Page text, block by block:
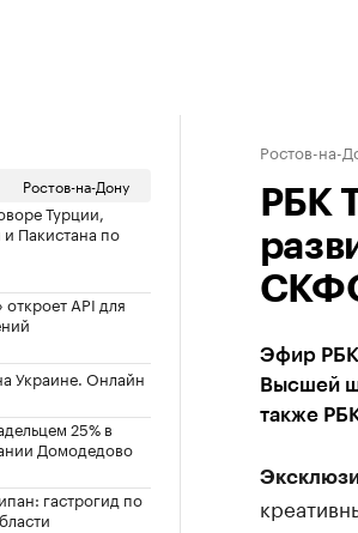
Ростов-на-Дону
Турции,
Пакистана по
API для
Украине. Онлайн
25% в
Домодедово
гастрогид по
Ростов-на-
РБК
Эфир РБК
Высшей
также